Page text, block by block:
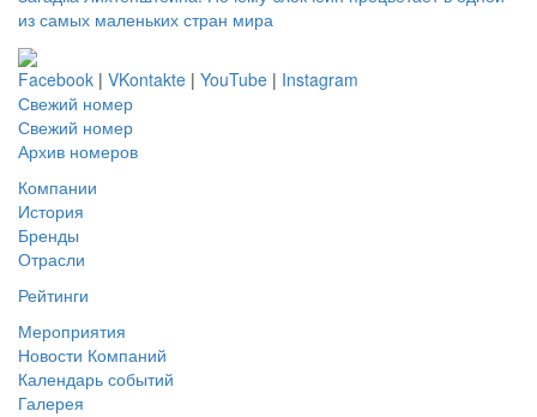
из самых маленьких стран мира
Facebook | VKontakte | YouTube | Instagram
Свежий номер
Свежий номер
Архив номеров
Компании
История
Бренды
Отрасли
Рейтинги
Мероприятия
Новости Компаний
Календарь событий
Галерея